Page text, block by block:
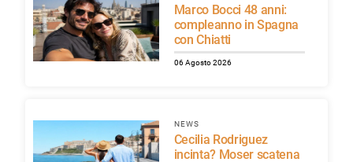
Marco Bocci 48 anni:
compleanno in Spagna
con Chiatti
06 Agosto 2026
NEWS
Cecilia Rodriguez
incinta? Moser scatena